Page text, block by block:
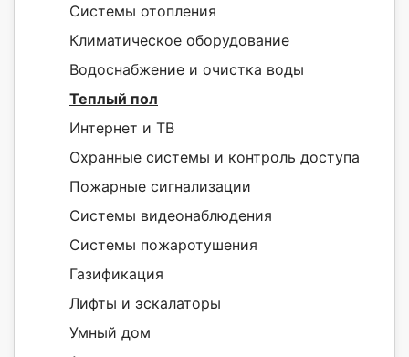
Системы отопления
Климатическое оборудование
Водоснабжение и очистка воды
Теплый пол
Интернет и ТВ
Охранные системы и контроль доступа
Пожарные сигнализации
Системы видеонаблюдения
Системы пожаротушения
Газификация
Лифты и эскалаторы
Умный дом